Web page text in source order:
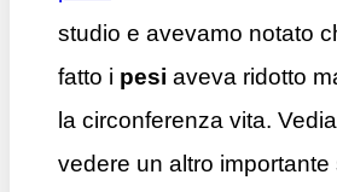
studio e avevamo notato
fatto i pesi aveva ridotto
la circonferenza vita.
vedere un altro importante